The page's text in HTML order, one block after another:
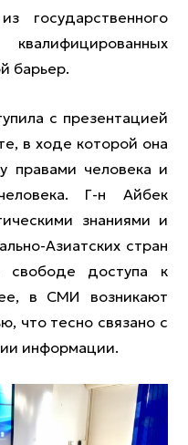
государственного
барьер.
с презентацией
в ходе которой она
правами человека и
Г-н Айбек
знаниями и
Азиатских стран
свободе доступа к
в СМИ возникают
что тесно связано с
информации.